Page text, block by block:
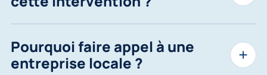
Pourquoi faire appel à une
entreprise locale ?